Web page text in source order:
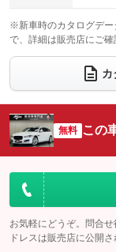
電動格納サードシ
：装備なし
ウォークスルー
電動リアゲート
シートエアコン
：装備なし
サイドカメラ
：装備なし
エアサスペンショ
※新車時のカタログデー
で、詳細は販売店にご確
カ
無料 この
お気軽にどうぞ。問合
ドレスは販売店に公開さ